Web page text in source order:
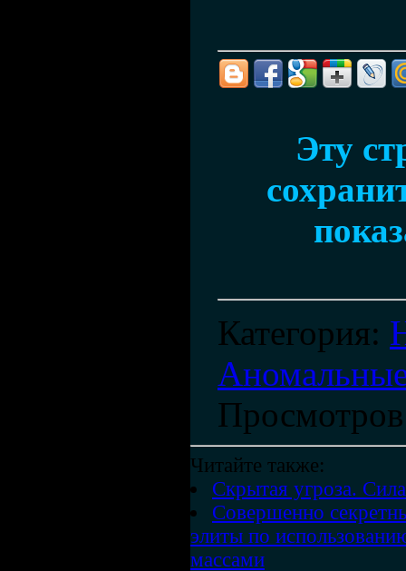
Эту
Категория:
Просмотров
Читайте также:
Скрытая угроза.
Совершенно
элиты по
массами